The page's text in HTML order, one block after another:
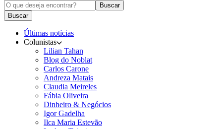
Buscar
Buscar
Últimas notícias
Colunistas
Lilian Tahan
Blog do Noblat
Carlos Carone
Andreza Matais
Claudia Meireles
Fábia Oliveira
Dinheiro & Negócios
Igor Gadelha
Ilca Maria Estevão